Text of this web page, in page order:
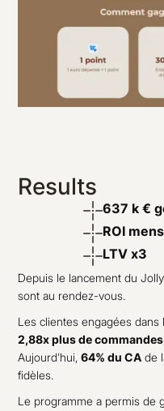
Results
637 k €
ROI
LTV x3
Depuis le lancement du
sont au rendez-vous.
Les clientes engagées
2,88x plus de commandes
Aujourd'hui,64% du CA de
fidèles.
Le programme a permis de